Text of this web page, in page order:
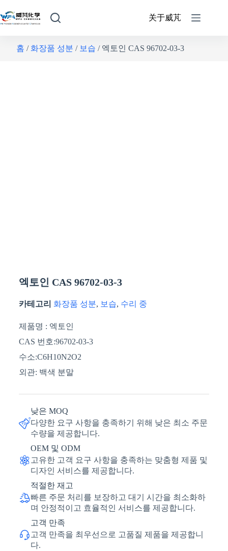
关于威芃
홈 / 화장품 성분 / 보습 / 엑토인 CAS 96702-03-3
엑토인 CAS 96702-03-3
카테고리 화장품 성분, 보습, 수리 중
제품명 : 엑토인
CAS 번호:96702-03-3
수소:C6H10N2O2
외관: 백색 분말
낮은 MOQ
다양한 요구 사항을 충족하기 위해 낮은 최소 주문
수량을 제공합니다.
OEM 및 ODM
고유한 고객 요구 사항을 충족하는 맞춤형 제품 및
디자인 서비스를 제공합니다.
적절한 재고
빠른 주문 처리를 보장하고 대기 시간을 최소화하
며 안정적이고 효율적인 서비스를 제공합니다.
고객 만족
고객 만족을 최우선으로 고품질 제품을 제공합니
다.